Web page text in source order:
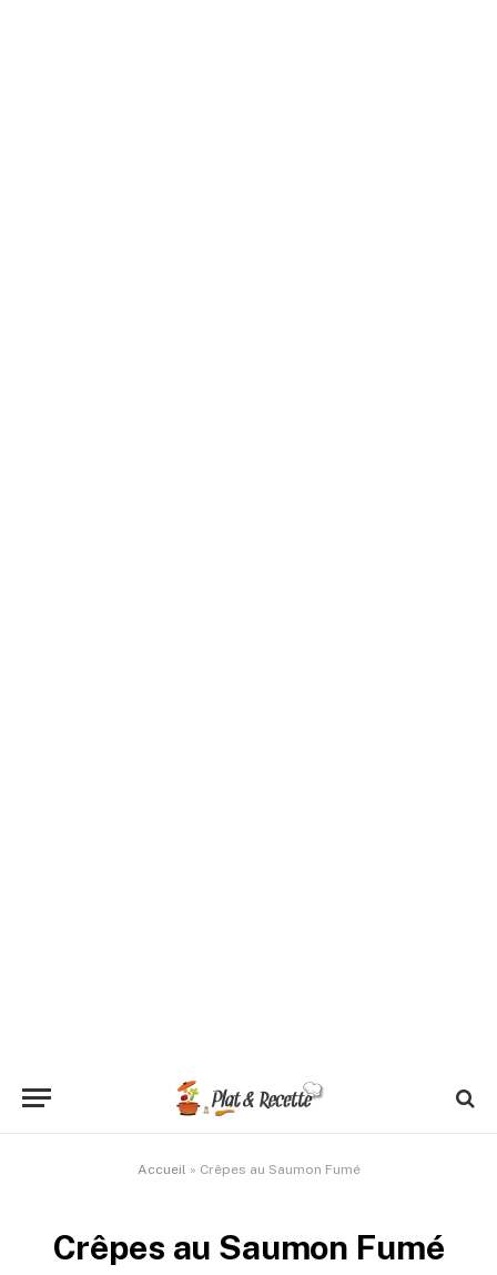
Accueil » Crêpes au Saumon Fumé
Crêpes au Saumon Fumé